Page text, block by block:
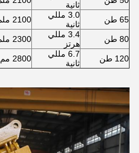
ثانية
65 طن
3.0 مللي
ثانية
2100 ملم
80 طن
3.4 مللي
هرتز
2300 ملم
120 طن
6.7 مللي
ثانية
2800 مم